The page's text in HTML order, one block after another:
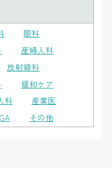
眼科
産婦人科
放射線科
緩和ケア
科
産業医
その他